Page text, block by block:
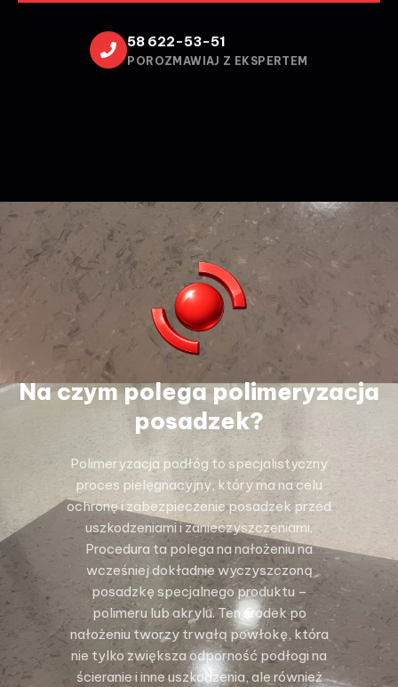
58 622-53-51
POROZMAWIAJ Z EKSPERTEM
Na czym polega polimeryzacja
posadzek?
Polimeryzacja podłóg to specjalistyczny
proces pielęgnacyjny, który ma na celu
ochronę i zabezpieczenie posadzek przed
uszkodzeniami i zanieczyszczeniami.
Procedura ta polega na nałożeniu na
wcześniej dokładnie wyczyszczoną
posadzkę specjalnego produktu –
polimeru lub akrylu. Ten środek po
nałożeniu tworzy trwałą powłokę, która
nie tylko zwiększa odporność podłogi na
ścieranie i inne uszkodzenia, ale również